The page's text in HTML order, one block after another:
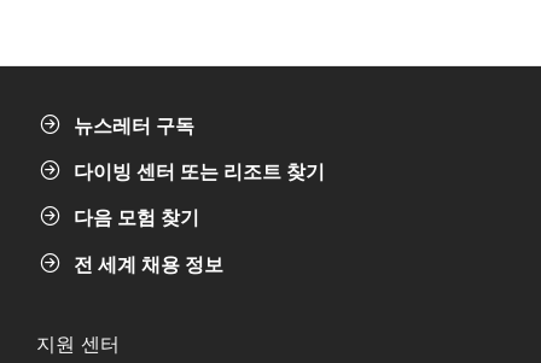
르; 퍼펙수르. --- ???? 높은 수준의 생물 다
양성 보네르 섬의 엄격한 보존 정책으로 인
해 보네르 섬의 건강한 생태계와 산호 구조
가 우수한 상태로 유지되고 있습니다. 습관
장 - 푸른 바다를 가로지르는 아름다운 산호
초 - 안정적으로 매달려 있는 바라쿠다 - 보
영을 위한 풍부한 마크로비다 각 다이빙은
파노라마적인 진폭과 섬세한 디테일을 모두
발전된 행동 관찰 - 정확한 탐색의 실용성 -
뉴스레터 구독
다이빙 센터 또는 리조트 찾기
다음 모험 찾기
전 세계 채용 정보
지원 센터